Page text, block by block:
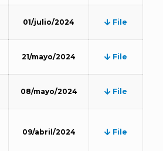
01/julio/2024 File
21/mayo/2024 File
08/mayo/2024 File
09/abril/2024 File